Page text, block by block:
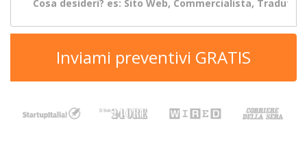
Inviami preventivi GRATIS